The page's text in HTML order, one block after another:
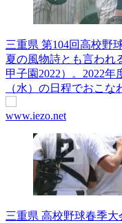
三重県 第104回高校野
夏の風物詩とも言われ
甲子園2022）。2022年
（水）の日程でおこ
www.iezo.net
三重県 高校野球春季大